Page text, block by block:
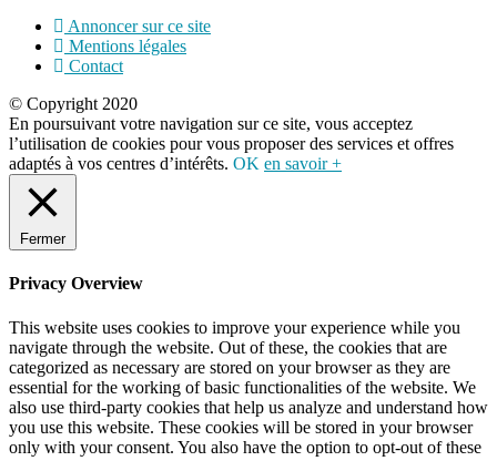
Annoncer sur ce site
Mentions légales
Contact
© Copyright 2020
En poursuivant votre navigation sur ce site, vous acceptez
l’utilisation de cookies pour vous proposer des services et offres
adaptés à vos centres d’intérêts. OK en savoir +
Fermer
Privacy Overview
This website uses cookies to improve your experience while you
navigate through the website. Out of these, the cookies that are
categorized as necessary are stored on your browser as they are
essential for the working of basic functionalities of the website. We
also use third-party cookies that help us analyze and understand how
you use this website. These cookies will be stored in your browser
only with your consent. You also have the option to opt-out of these